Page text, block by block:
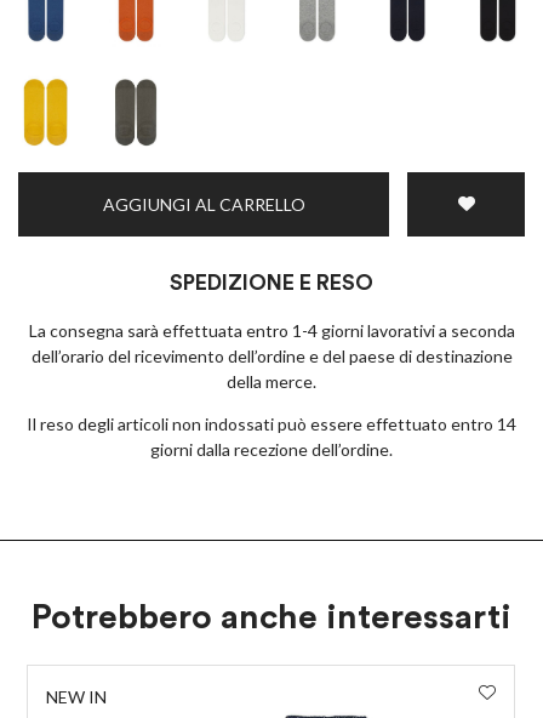
AGGIUNGI AL CARRELLO
SPEDIZIONE E RESO
La consegna sarà effettuata entro 1-4 giorni lavorativi a seconda
dell’orario del ricevimento dell’ordine e del paese di destinazione
della merce.
Il reso degli articoli non indossati può essere effettuato entro 14
giorni dalla recezione dell’ordine.
Potrebbero anche interessarti
NEW IN